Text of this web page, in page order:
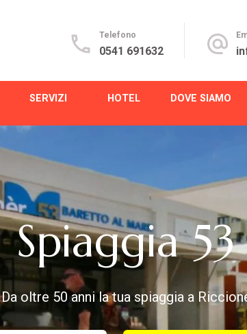
Telefono
0541 691632
SERVIZI HOTEL DOVE SIAMO
Spiaggia 53
Da oltre 50 anni la tua spiaggia a